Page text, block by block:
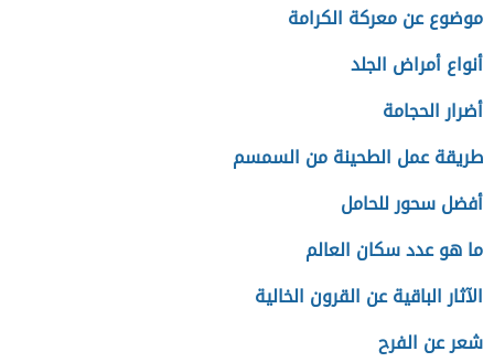
موضوع عن معركة الكرامة
أنواع أمراض الجلد
أضرار الحجامة
طريقة عمل الطحينة من السمسم
أفضل سحور للحامل
ما هو عدد سكان العالم
الآثار الباقية عن القرون الخالية
شعر عن الفرح